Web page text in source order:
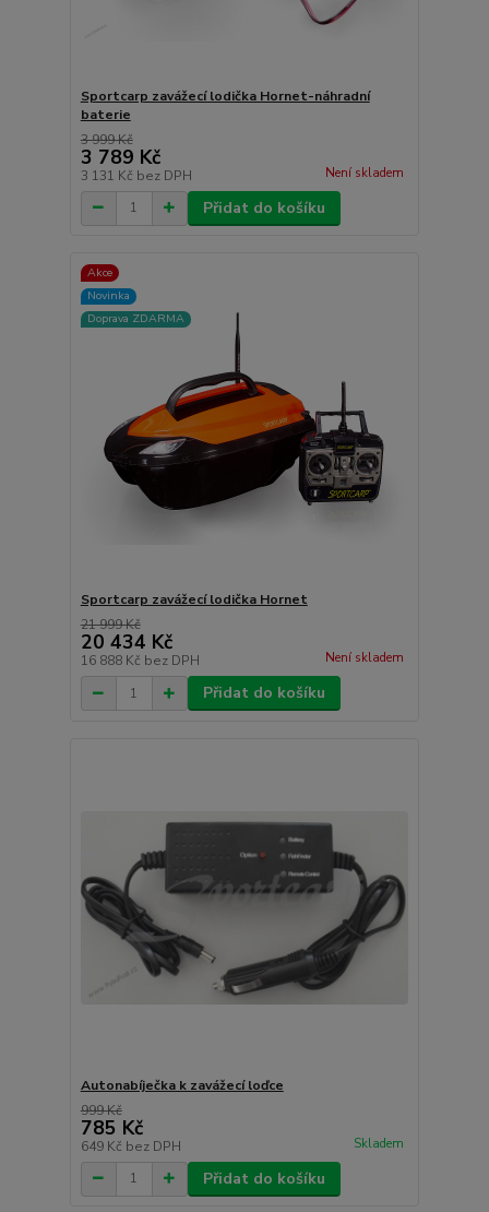
Sportcarp zavážecí lodička Hornet-náhradní
baterie
3 999 Kč
3 789 Kč
3 131 Kč bez DPH Není skladem
Přidat do košíku
Akce
Novinka
Doprava ZDARMA
Sportcarp zavážecí lodička Hornet
21 999 Kč
20 434 Kč
16 888 Kč bez DPH Není skladem
Přidat do košíku
Autonabíječka k zavážecí loďce
999 Kč
785 Kč
649 Kč bez DPH Skladem
Přidat do košíku